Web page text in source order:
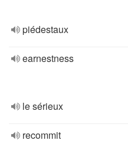
piédestaux
earnestness
le sérieux
recommit